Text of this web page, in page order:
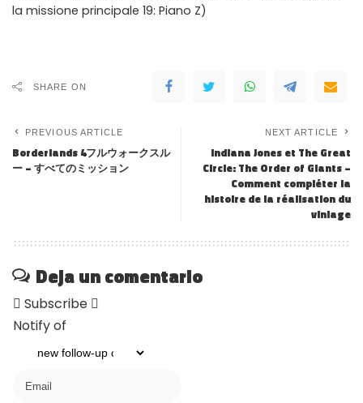
la missione principale 19: Piano Z)
SHARE ON
PREVIOUS ARTICLE
Borderlands 4フルウォークスル
ー – すべてのミッション
NEXT ARTICLE
Indiana Jones et The Great
Circle: The Order of Giants –
Comment compléter la
histoire de la réalisation du
viniage
Deja un comentario
Subscribe
Notify of